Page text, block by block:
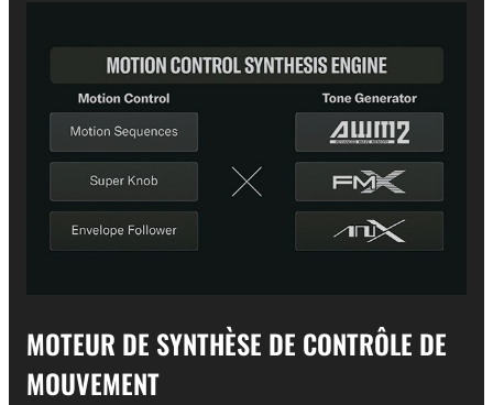
MOTEUR DE SYNTHÈSE DE CONTRÔLE DE
MOUVEMENT